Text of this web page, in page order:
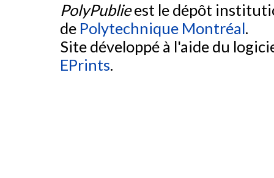
PolyPublieest le dépôt
de Polytechnique Montréal.
Site développé à l'aide du
EPrints.